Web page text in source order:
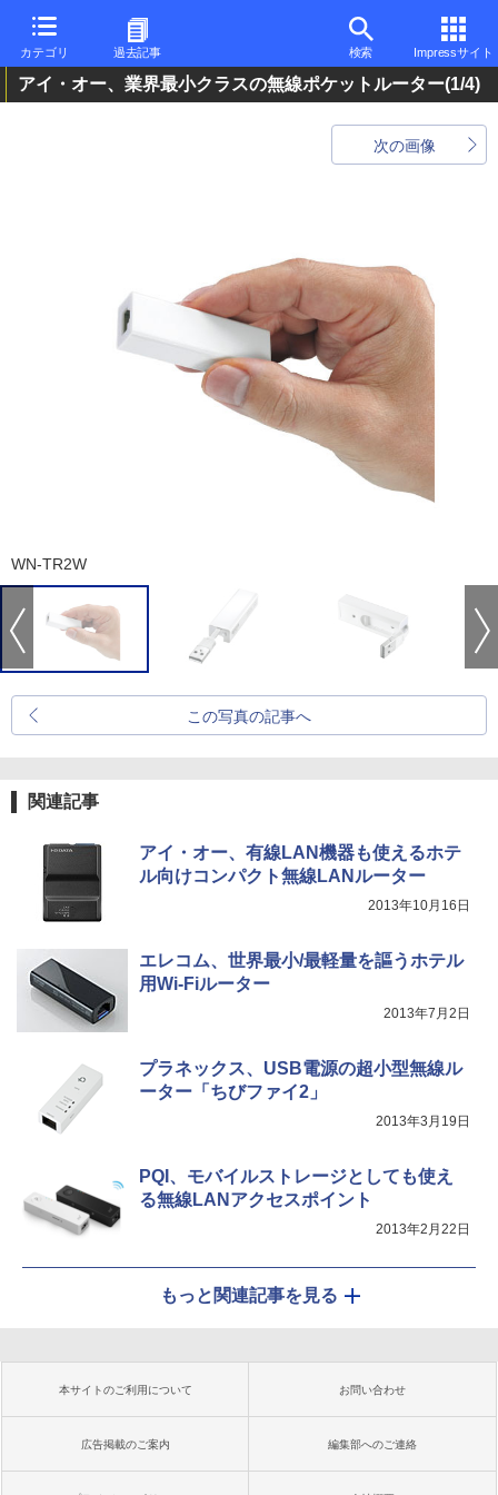
カテゴリ 過去記事 検索 Impressサイト
アイ・オー、業界最小クラスの無線ポケットルーター(1/4)
次の画像
WN-TR2W
この写真の記事へ
関連記事
アイ・オー、有線LAN機器も使えるホテ
ル向けコンパクト無線LANルーター
2013年10月16日
エレコム、世界最小/最軽量を謳うホテル
用Wi-Fiルーター
2013年7月2日
プラネックス、USB電源の超小型無線ル
ーター「ちびファイ2」
2013年3月19日
PQI、モバイルストレージとしても使え
る無線LANアクセスポイント
2013年2月22日
もっと関連記事を見る
本サイトのご利用について お問い合わせ
広告掲載のご案内 編集部へのご連絡